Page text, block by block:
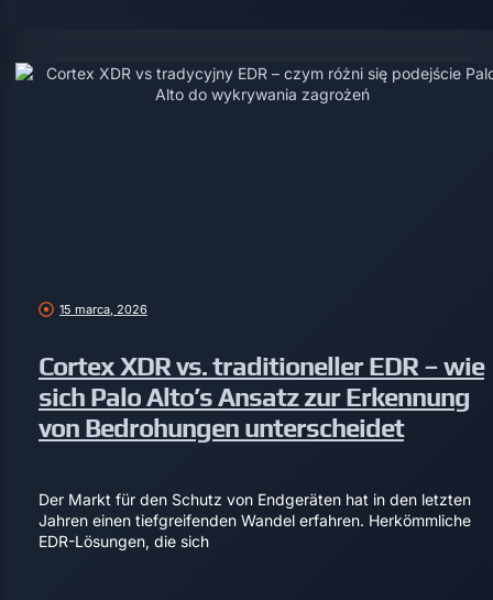
15 marca, 2026
Cortex XDR vs. traditioneller EDR – wie
sich Palo Alto’s Ansatz zur Erkennung
von Bedrohungen unterscheidet
Der Markt für den Schutz von Endgeräten hat in den letzten
Jahren einen tiefgreifenden Wandel erfahren. Herkömmliche
EDR-Lösungen, die sich